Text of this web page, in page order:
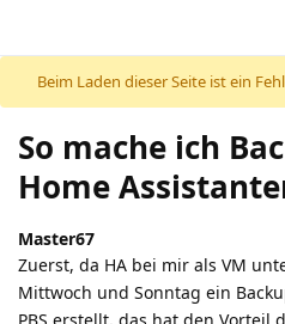
Beim Laden dieser Seite ist ein
So mache ich
Home
Master67
Zuerst, da HA bei mir als VM
Mittwoch und Sonntag ein